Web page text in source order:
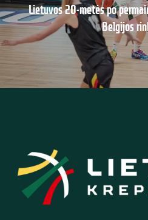
Lietuvos 20-metės po
Belgijos